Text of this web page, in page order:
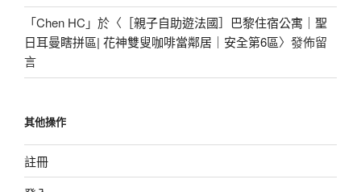
「Chen HC 」於〈 ［親子自助遊法國］巴黎住宿公寓｜聖
日耳曼瞎拼區| 花神雙叟咖啡當鄰居｜安全第6區〉發佈留
言
其他操作
註冊